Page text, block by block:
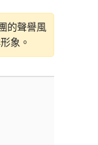
的聲譽風
象。